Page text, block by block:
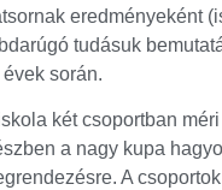
eredményeként
tudásuk
során.
két csoportban
a nagy kupa
A